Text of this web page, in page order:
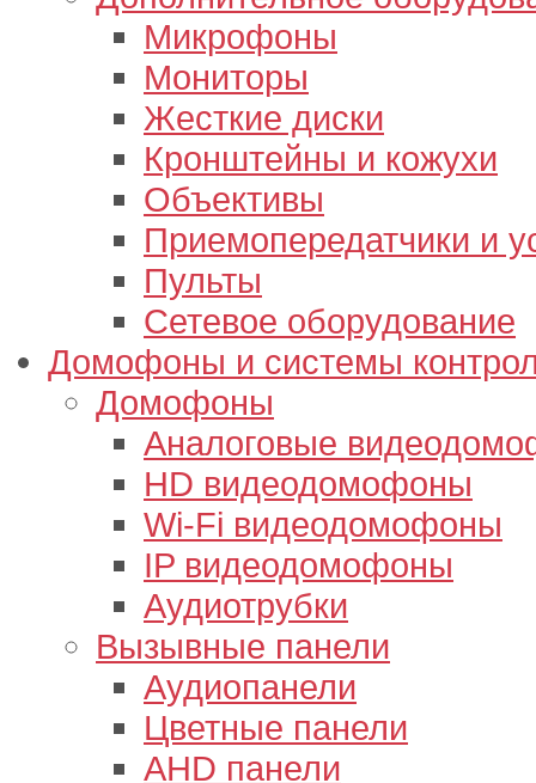
Микрофоны
Мониторы
Жесткие диски
Кронштейны и кожухи
Объективы
Приемопередатчики и
Пульты
Сетевое оборудование
Домофоны и системы
Домофоны
Аналоговые
HD видеодомофоны
Wi-Fi видеодомофоны
IP видеодомофоны
Аудиотрубки
Вызывные панели
Аудиопанели
Цветные панели
AHD панели